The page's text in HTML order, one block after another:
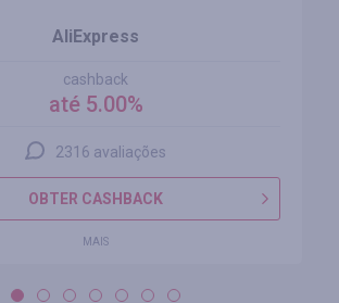
AliExpress
cashback
até 5.00%
2316 avaliações
OBTER CASHBACK
MAIS